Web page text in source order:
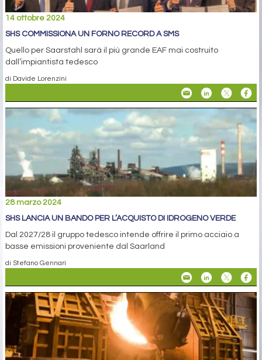
14 ottobre 2024
SHS COMMISSIONA UN FORNO RECORD A SMS
Quello per Saarstahl sarà il più grande EAF mai costruito
dall’impiantista tedesco
di Davide Lorenzini
28 marzo 2024
SHS LANCIA UN BANDO PER L’ACQUISTO DI IDROGENO VERDE
Dal 2027/28 il gruppo tedesco intende offrire il ​​primo acciaio a
basse emissioni proveniente dal Saarland
di Stefano Gennari